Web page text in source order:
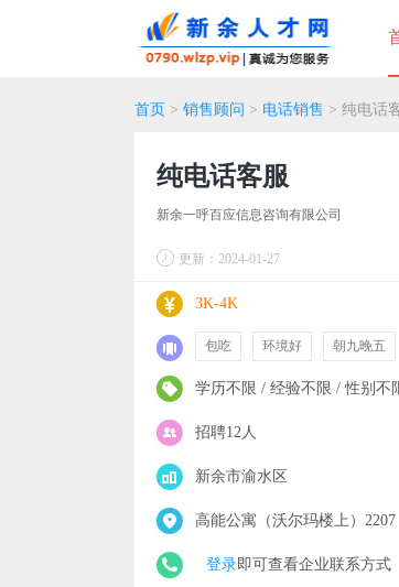
首页 > 销售顾问 > 电话销售 > 纯电话
纯电话客服
新余一呼百应信息咨询有限公司
更新：2024-01-27
3K-4K
包吃 环境好 朝九晚五
学历不限 / 经验不限 / 性别不
招聘12人
新余市渝水区
高能公寓（沃尔玛楼上）2207
登录即可查看企业联系方式